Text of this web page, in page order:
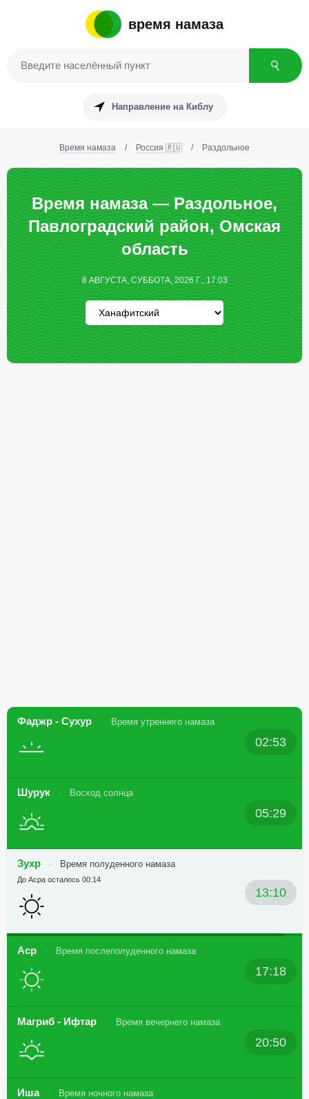
время намаза
Направление на Киблу
Время намаза / Россия 🇷🇺 / Раздольное
Время намаза — Раздольное,
Павлоградский район, Омская
область
8 АВГУСТА, СУББОТА, 2026 Г., 17:03
Фаджр - Сухур Время утреннего намаза
02:53
Шурук Восход солнца
05:29
Зухр Время полуденного намаза
13:10
До Асра осталось 00:14
Аср Время послеполуденного намаза
17:18
Магриб - Ифтар Время вечернего намаза
20:50
Иша Время ночного намаза